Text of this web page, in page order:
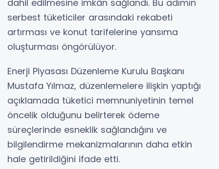
dahil edilmesine imkân sağlandı. Bu adımın
serbest tüketiciler arasındaki rekabeti
artırması ve konut tarifelerine yansıma
oluşturması öngörülüyor.
Enerji Piyasası Düzenleme Kurulu Başkanı
Mustafa Yılmaz, düzenlemelere ilişkin yaptığı
açıklamada tüketici memnuniyetinin temel
öncelik olduğunu belirterek ödeme
süreçlerinde esneklik sağlandığını ve
bilgilendirme mekanizmalarının daha etkin
hale getirildiğini ifade etti.